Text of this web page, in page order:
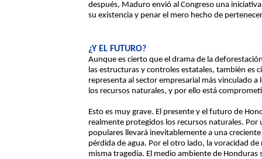
después, Maduro envió al Congreso una
su existencia y penar el mero hecho de pertenecer
¿Y EL FUTURO?
Aunque es cierto que el drama de la
las estructuras y controles estatales, también es
representa al sector empresarial más vinculado
los recursos naturales, y por ello está
Esto es muy grave. El presente y el futuro de
realmente protegidos los recursos naturales.
populares llevará inevitablemente a una
pérdida de agua. Por el otro lado, la voracidad
misma tragedia. El medio ambiente de